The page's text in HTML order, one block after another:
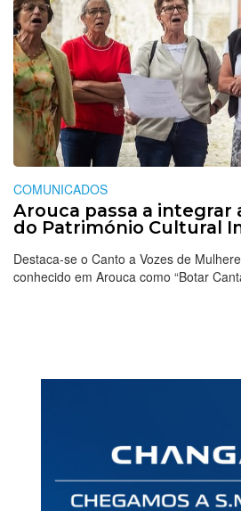
COMUNICADOS
Arouca passa a integrar
do Património Cultural
Destaca-se o Canto a Vozes de
conhecido em Arouca como “Botar